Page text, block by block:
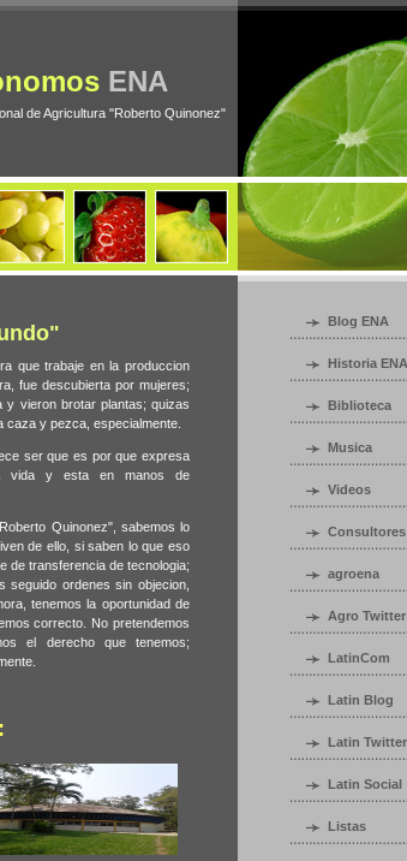
ENA
de Agricultura "Roberto Quinonez"
que trabaje en la produccion
fue descubierta por mujeres;
vieron brotar plantas; quizas
y pezca, especialmente.
ser que es por que expresa
vida y esta en manos de
Quinonez", sabemos lo
de ello, si saben lo que eso
de transferencia de tecnologia;
ordenes sin objecion,
tenemos la oportunidad de
correcto. No pretendemos
el derecho que tenemos;
Blog ENA
Historia ENA
Biblioteca
Musica
Videos
Consultores
agroena
Agro Twitter
LatinCom
Latin Blog
Latin Twitter
Latin Social
Listas